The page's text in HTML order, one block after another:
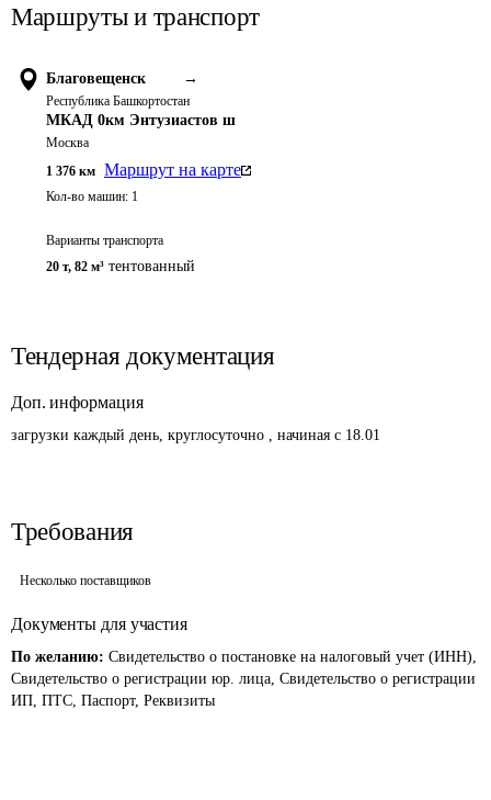
Маршруты и транспорт
Благовещенск →
Республика Башкортостан
МКАД 0км Энтузиастов ш
Москва
1 376 км Маршрут на карте
Кол-во машин: 1
Варианты транспорта
20 т, 82 м³ тентованный
Тендерная документация
Доп. информация
загрузки каждый день, круглосуточно , начиная с 18.01
Требования
Несколько поставщиков
Документы для участия
По желанию: Свидетельство о постановке на налоговый учет (ИНН),
Свидетельство о регистрации юр. лица, Свидетельство о регистрации
ИП, ПТС, Паспорт, Реквизиты